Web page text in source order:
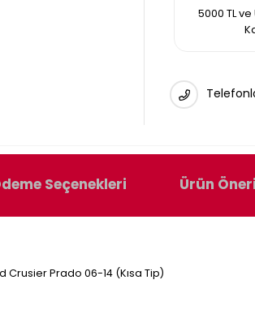
5000 TL
Seçenekleri Ürün
Crusier Prado 06-14 (Kısa Tip)